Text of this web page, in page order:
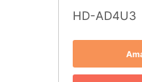
HD-AD4U3